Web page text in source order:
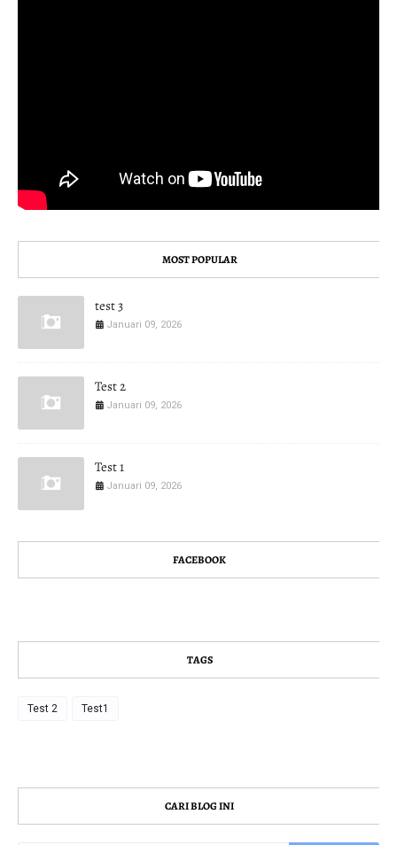
MOST POPULAR
test 3
Januari 09, 2026
Test 2
Januari 09, 2026
Test 1
Januari 09, 2026
FACEBOOK
TAGS
Test 2 Test1
CARI BLOG INI